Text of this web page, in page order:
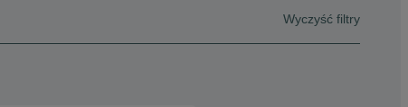
Wyczyść filtry